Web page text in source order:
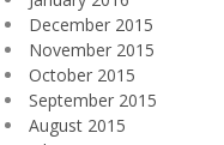
December 2015
November 2015
October 2015
September 2015
August 2015